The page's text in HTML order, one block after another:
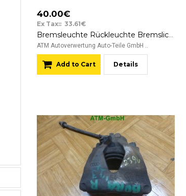
40.00€
Ex Tax:: 33.61€
Bremsleuchte Rückleuchte Bremslicht Rücklicht VW Bora New Jetta rechts
ATM Autoverwertung Auto-Teile GmbH ..
Add to Cart Details